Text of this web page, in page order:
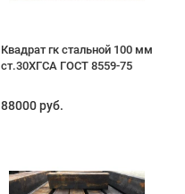
Квадрат гк стальной 100 мм
ст.30ХГСА ГОСТ 8559-75
88000 руб.